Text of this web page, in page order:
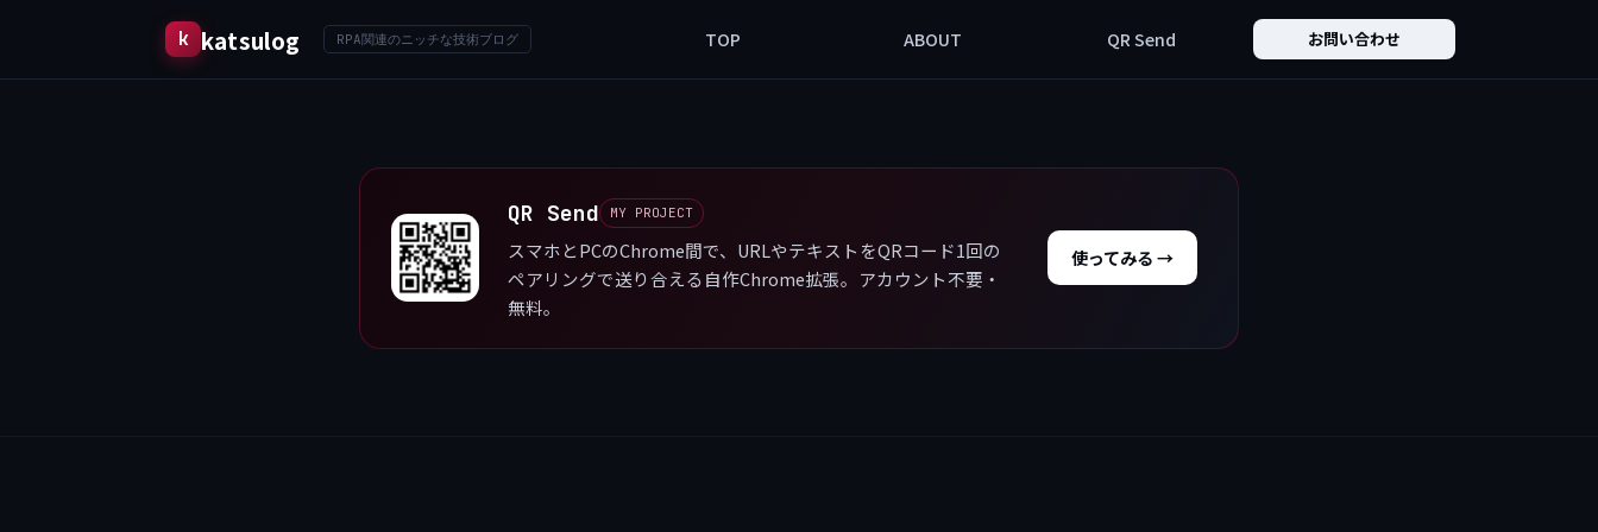
RPA関連のニッチな技術ブログ
katsulog TOP ABOUT QR Send お問い合わせ
QR Send
スマホとPCのChrome間で、URLやテキストをQRコード1回の
ペアリングで送り合える自作Chrome拡張。アカウント不要・
無料。
使ってみる →